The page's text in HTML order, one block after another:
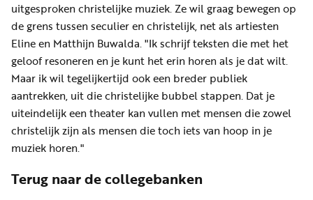
uitgesproken christelijke muziek. Ze wil graag bewegen op
de grens tussen seculier en christelijk, net als artiesten
Eline en Matthijn Buwalda. "Ik schrijf teksten die met het
geloof resoneren en je kunt het erin horen als je dat wilt.
Maar ik wil tegelijkertijd ook een breder publiek
aantrekken, uit die christelijke bubbel stappen. Dat je
uiteindelijk een theater kan vullen met mensen die zowel
christelijk zijn als mensen die toch iets van hoop in je
muziek horen."
Terug naar de collegebanken